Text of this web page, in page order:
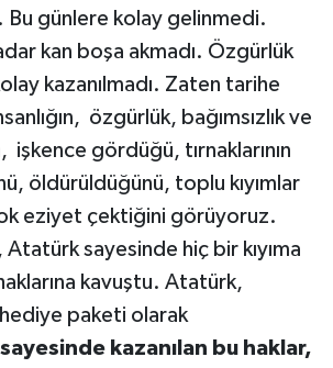
Bu günlere kolay gelinmedi.
kan boşa akmadı. Özgürlük
kazanılmadı. Zaten tarihe
özgürlük, bağımsızlık ve
işkence gördüğü, tırnaklarının
öldürüldüğünü, toplu kıyımlar
eziyet çektiğini görüyoruz.
Atatürk sayesinde hiç bir kıyıma
kavuştu. Atatürk,
paketi olarak
kazanılan bu haklar,